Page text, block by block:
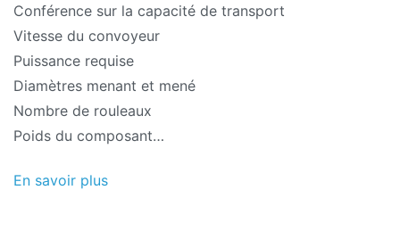
Conférence sur la capacité de transport
Vitesse du convoyeur
Puissance requise
Diamètres menant et mené
Nombre de rouleaux
Poids du composant…
En savoir plus